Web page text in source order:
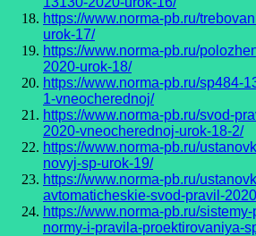
https://www.norma-pb.ru/
urok-17/
https://www.norma-pb.ru/
2020-urok-18/
https://www.norma-pb.ru/sp484-
1-vneocherednoj/
https://www.norma-pb.ru/svod-
2020-vneocherednoj-urok-18-2/
https://www.norma-pb.ru/
novyj-sp-urok-19/
https://www.norma-pb.ru/
avtomaticheskie-svod-pravil-
https://www.norma-pb.ru/
normy-i-pravila-proektirovaniya-